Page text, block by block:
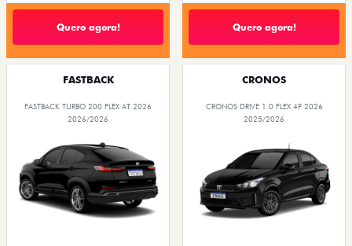
Quero agora! Quero agora!
FASTBACK
FASTBACK TURBO 200 FLEX AT 2026
2026/2026
CRONOS
CRONOS DRIVE 1.0 FLEX 4P 2026
2025/2026